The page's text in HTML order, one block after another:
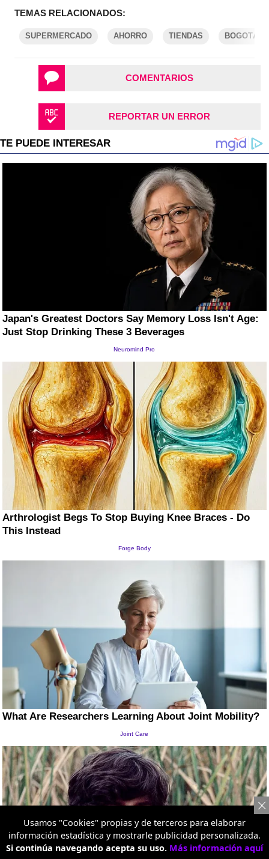
TEMAS RELACIONADOS:
SUPERMERCADO AHORRO TIENDAS BOGOTÁ
COMENTARIOS
REPORTAR UN ERROR
Usamos "Cookies" propias y de terceros para elaborar
información estadística y mostrarle publicidad personalizada.
Si continúa navegando acepta su uso. Más información aquí